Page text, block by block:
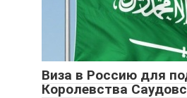
Виза в Россию для
Королевства